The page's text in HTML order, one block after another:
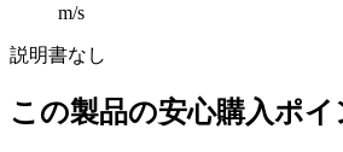
m/s
説明書なし
この製品の安心購入ポイ